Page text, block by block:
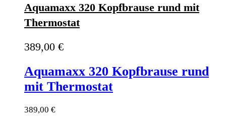
Aquamaxx 320 Kopfbrause rund mit
Thermostat
389,00 €
Aquamaxx 320 Kopfbrause rund
mit Thermostat
389,00 €